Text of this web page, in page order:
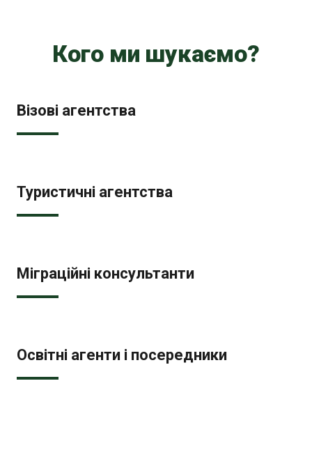
Кого ми шукаємо?
Візові агентства
Туристичні агентства
Міграційні консультанти
Освітні агенти і посередники